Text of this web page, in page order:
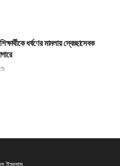
ধর্ষণের মামলায় স্বেচ্ছাসেবক